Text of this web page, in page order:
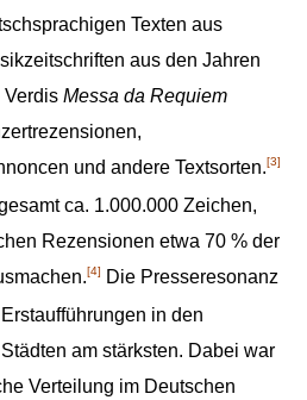
Texten aus
aus den Jahren
Verdis Messa da Requiem
und andere Textsorten.[3]
ca. 1.000.000 Zeichen,
Rezensionen etwa 70 % der
[4]
Die Presseresonanz
in den
am stärksten. Dabei war
Verteilung im Deutschen